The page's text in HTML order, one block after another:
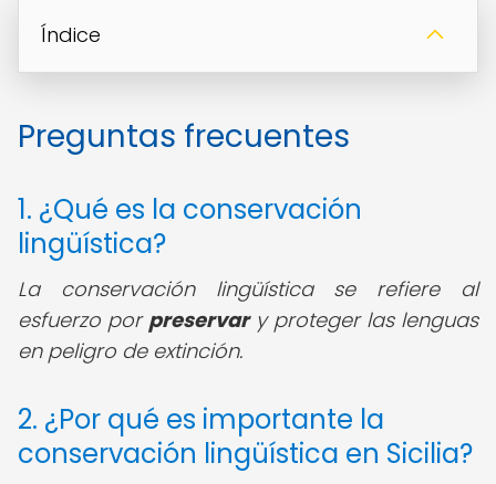
Índice
Preguntas frecuentes
1. ¿Qué es la conservación
lingüística?
La conservación lingüística se refiere al
esfuerzo por preservary proteger las lenguas
en peligro de extinción.
2. ¿Por qué es importante la
conservación lingüística en Sicilia?